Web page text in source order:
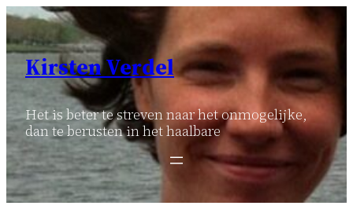
Ga
naar
inhoud
Kirsten Verdel
Het is beter te streven naar het onmogelijke,
dan te berusten in het haalbare